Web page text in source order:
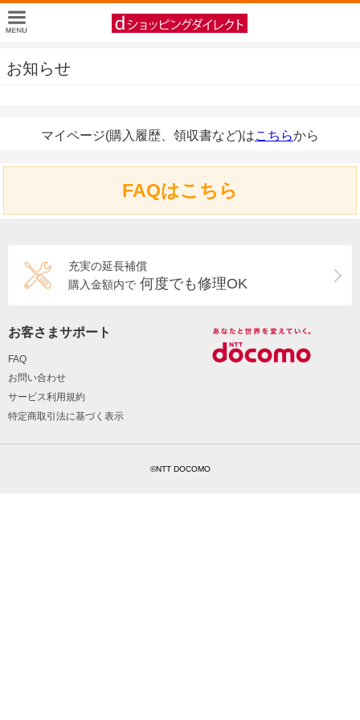
お知らせ
マイページ(購入履歴、領収書など)はこちらから
FAQはこちら
充実の延長補償
購入金額内で 何度でも修理OK
お客さまサポート
FAQ
お問い合わせ
サービス利用規約
特定商取引法に基づく表示
©NTT DOCOMO